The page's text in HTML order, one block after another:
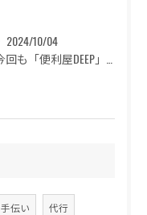
2024/10/04
手伝い 代行